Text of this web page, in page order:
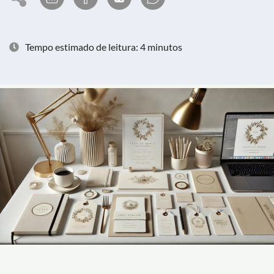
Tempo estimado de leitura: 4 minutos